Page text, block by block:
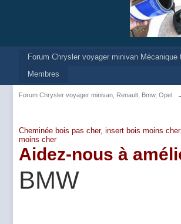
Forum Chrysler voyager minivan Mécanique
Membres
Forum Chrysler voyager minivan, Renault, Bmw, Opel
Cheminée bois pas cher, insert bois moins
moins cher
Aidez-nous à
BMW